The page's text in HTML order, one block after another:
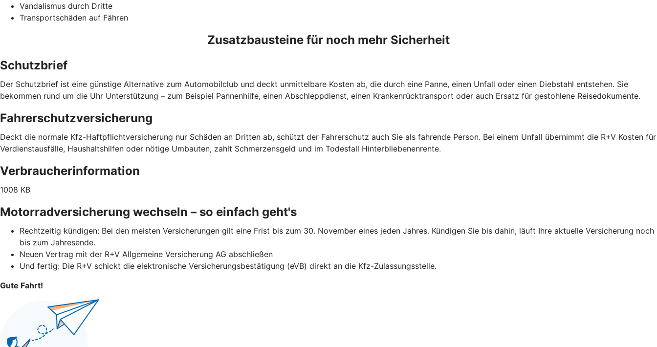
Vandalismus durch Dritte
Transportschäden auf Fähren
Zusatzbausteine für noch mehr Sicherheit
Schutzbrief
Der Schutzbrief ist eine günstige Alternative zum Automobilclub und deckt unmittelbare Kosten ab, die durch eine Panne, einen Unfall oder einen Diebstahl entstehen. Sie
bekommen rund um die Uhr Unterstützung – zum Beispiel Pannenhilfe, einen Abschleppdienst, einen Krankenrücktransport oder auch Ersatz für gestohlene Reisedokumente.
Fahrerschutzversicherung
Deckt die normale Kfz-Haftpflichtversicherung nur Schäden an Dritten ab, schützt der Fahrerschutz auch Sie als fahrende Person. Bei einem Unfall übernimmt die R+V Kosten für
Verdienstausfälle, Haushaltshilfen oder nötige Umbauten, zahlt Schmerzensgeld und im Todesfall Hinterbliebenenrente.
Verbraucherinformation
1008 KB
Motorradversicherung wechseln – so einfach geht's
Rechtzeitig kündigen: Bei den meisten Versicherungen gilt eine Frist bis zum 30. November eines jeden Jahres. Kündigen Sie bis dahin, läuft Ihre aktuelle Versicherung noch
bis zum Jahresende.
Neuen Vertrag mit der R+V Allgemeine Versicherung AG abschließen
Und fertig: Die R+V schickt die elektronische Versicherungsbestätigung (eVB) direkt an die Kfz-Zulassungsstelle.
Gute Fahrt!